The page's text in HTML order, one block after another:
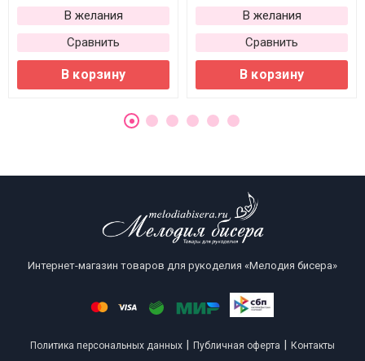
В желания
Сравнить
В корзину
В желания
Сравнить
В корзину
Интернет-магазин товаров для рукоделия «Мелодия бисера»
Политика персональных данных Публичная оферта Контакты